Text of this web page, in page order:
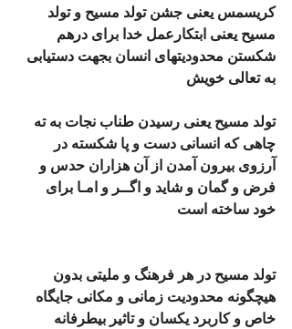
کریسمس یعنی جشن تولد مسیح و تولد
مسیح یعنی ابتکارعمل خدا برای درهم
شکستن محدودیتهای انسان بجهت دستیابی
به تعالی خویش
تولد مسیح یعنی رسیدن طناب نجات به ته
چاهی که انسانی دست و پا شکسته در
آرزوی بیرون آمدن از آن هزاران حدس و
فرض و گمان و شاید و اگــر و امـا برای
خود ساخته است
تولد مسیح در هر فرهنگ و ملیتی بدون
هیچگونه محدودیت زمانی و مکانی جایگاه
خاص و کاربرد یکسان و تاثیر بیطرفانه